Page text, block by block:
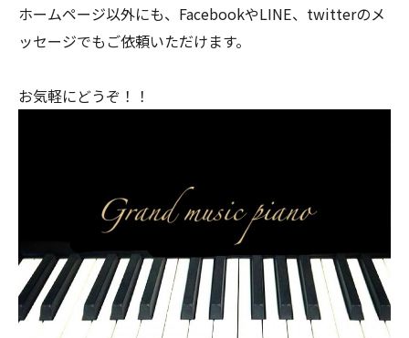
ホームページ以外にも、FacebookやLINE、twitterのメ
ッセージでもご依頼いただけます。
お気軽にどうぞ！！